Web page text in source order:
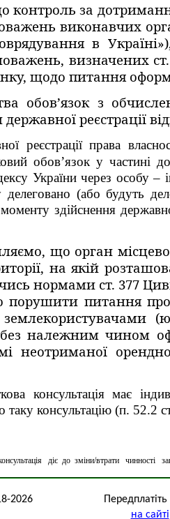
контроль за
виконавчих
в
визначених
щодо питання
обов’язок з
реєстрації
реєстрації права
обов’язок у частині
України через особу –
(або будуть
здійснення
що орган
на якій
нормами ст. 377
порушити питання
землекористувачами
без належним чином
неотриманої
консультація має
таку консультацію (п. 52.2
діє до зміни/втрати чинності
2026 Передплатіть
на сайті